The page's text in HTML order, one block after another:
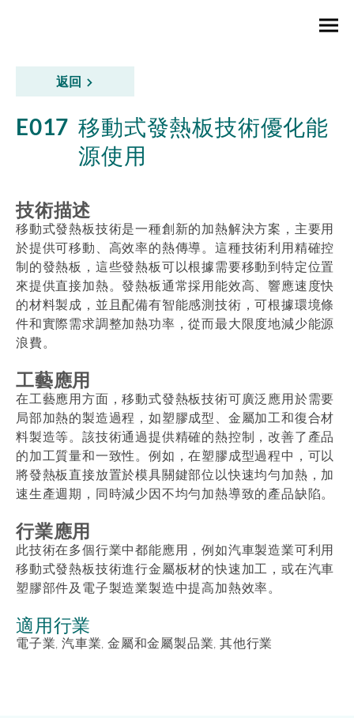
返回
E017 移動式發熱板技術優化能
源使用
技術描述
移動式發熱板技術是一種創新的加熱解決方案，主要用
於提供可移動、高效率的熱傳導。這種技術利用精確控
制的發熱板，這些發熱板可以根據需要移動到特定位置
來提供直接加熱。發熱板通常採用能效高、響應速度快
的材料製成，並且配備有智能感測技術，可根據環境條
件和實際需求調整加熱功率，從而最大限度地減少能源
浪費。
工藝應用
在工藝應用方面，移動式發熱板技術可廣泛應用於需要
局部加熱的製造過程，如塑膠成型、金屬加工和復合材
料製造等。該技術通過提供精確的熱控制，改善了產品
的加工質量和一致性。例如，在塑膠成型過程中，可以
將發熱板直接放置於模具關鍵部位以快速均勻加熱，加
速生產週期，同時減少因不均勻加熱導致的產品缺陷。
行業應用
此技術在多個行業中都能應用，例如汽車製造業可利用
移動式發熱板技術進行金屬板材的快速加工，或在汽車
塑膠部件及電子製造業製造中提高加熱效率。
適用行業
電子業, 汽車業, 金屬和金屬製品業, 其他行業